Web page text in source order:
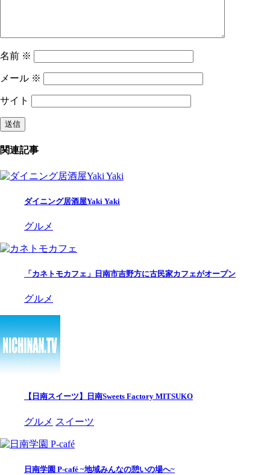
名前 ※
メール ※
サイト
関連記事
ダイニング居酒屋Yaki Yaki
グルメ
「カネトモカフェ」日南市吉野方に古民家カフェがオープン
グルメ
【日南スイーツ】日南Sweets Factory MITSUKO
グルメ スイーツ
日南学園 P-café ~地域みんなの憩いの場へ~